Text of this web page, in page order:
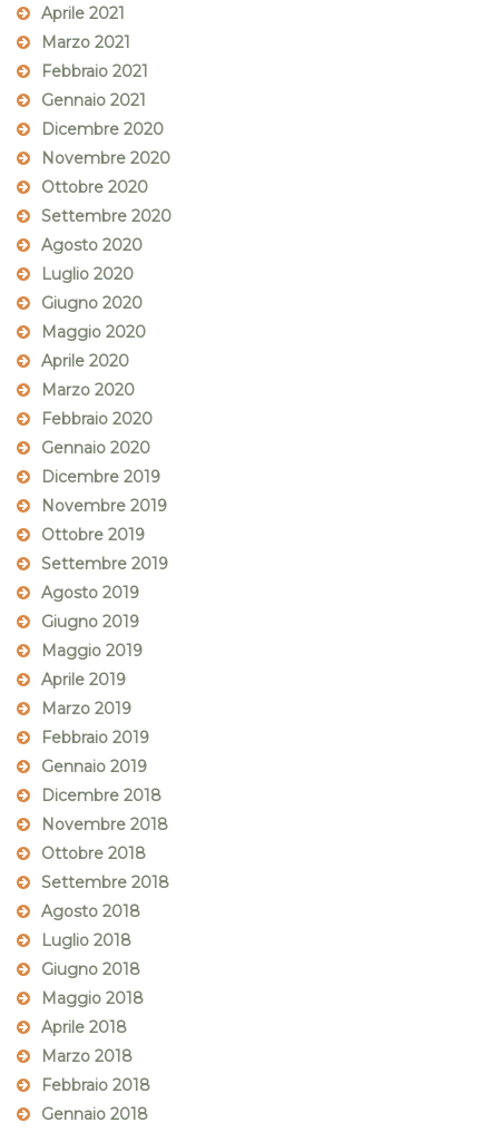
Aprile 2021
Marzo 2021
Febbraio 2021
Gennaio 2021
Dicembre 2020
Novembre 2020
Ottobre 2020
Settembre 2020
Agosto 2020
Luglio 2020
Giugno 2020
Maggio 2020
Aprile 2020
Marzo 2020
Febbraio 2020
Gennaio 2020
Dicembre 2019
Novembre 2019
Ottobre 2019
Settembre 2019
Agosto 2019
Giugno 2019
Maggio 2019
Aprile 2019
Marzo 2019
Febbraio 2019
Gennaio 2019
Dicembre 2018
Novembre 2018
Ottobre 2018
Settembre 2018
Agosto 2018
Luglio 2018
Giugno 2018
Maggio 2018
Aprile 2018
Marzo 2018
Febbraio 2018
Gennaio 2018